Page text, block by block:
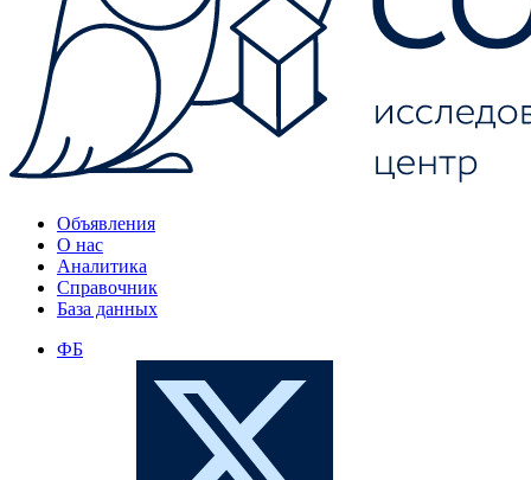
Объявления
О нас
Аналитика
Справочник
База данных
ФБ